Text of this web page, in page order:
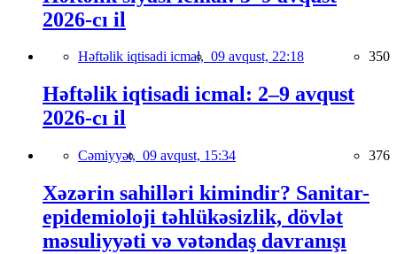
2026-cı il
Həftəlik iqtisadi icmal, 09 avqust, 22:18 350
Həftəlik iqtisadi icmal: 2–9 avqust
2026-cı il
Cəmiyyət, 09 avqust, 15:34 376
Xəzərin sahilləri kimindir? Sanitar-
epidemioloji təhlükəsizlik, dövlət
məsuliyyəti və vətəndaş davranışı